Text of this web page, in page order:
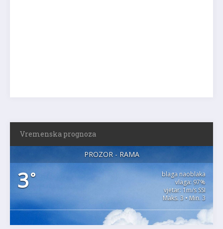
Vremenska prognoza
PROZOR - RAMA
3°
blaga naoblaka
vlaga: 97%
vjetar: 1m/s SSI
Maks. 3 • Min. 3